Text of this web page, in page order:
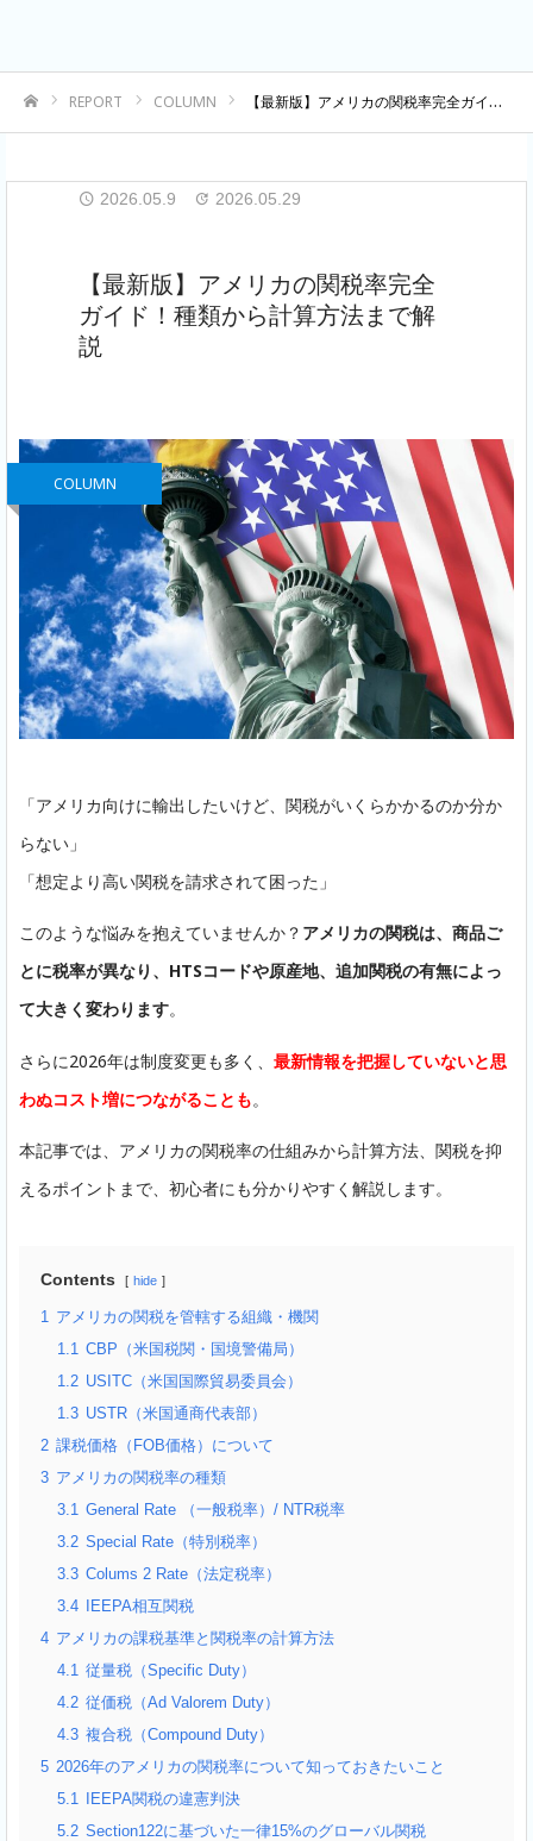
REPORT COLUMN 【最新版】アメリカの関税率完全ガイド！種類から計算方法まで解説
2026.05.9 2026.05.29
【最新版】アメリカの関税率完全
ガイド！種類から計算方法まで解
説
COLUMN
「アメリカ向けに輸出したいけど、関税がいくらかかるのか分か
らない」
「想定より高い関税を請求されて困った」
このような悩みを抱えていませんか？ アメリカの関税は、商品ご
とに税率が異なり、HTSコードや原産地、追加関税の有無によっ
て大きく変わります。
さらに2026年は制度変更も多く、 最新情報を把握していないと思
わぬコスト増につながることも。
本記事では、アメリカの関税率の仕組みから計算方法、関税を抑
えるポイントまで、初心者にも分かりやすく解説します。
Contents hide
1
アメリカの関税を管轄する組織・機関
1.1
CBP（米国税関・国境警備局）
1.2 USITC（米国国際貿易委員会）
1.3 USTR（米国通商代表部）
2 課税価格（FOB価格）について
3 アメリカの関税率の種類
3.1
General Rate （一般税率）/ NTR税率
3.2 Special Rate（特別税率）
3.3 Colums 2 Rate（法定税率）
3.4
IEEPA相互関税
4 アメリカの課税基準と関税率の計算方法
4.1
従量税（Specific Duty）
4.2 従価税（Ad Valorem Duty）
4.3 複合税（Compound Duty）
5 2026年のアメリカの関税率について知っておきたいこと
5.1
IEEPA関税の違憲判決
5.2 Section122に基づいた一律15%のグローバル関税